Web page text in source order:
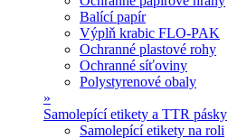
Balící papír
Výplň krabic FLO-PAK
Ochranné plastové rohy
Ochranné síťoviny
Polystyrenové obaly
»
Samolepící etikety a TTR pásky
Samolepící etikety na roli